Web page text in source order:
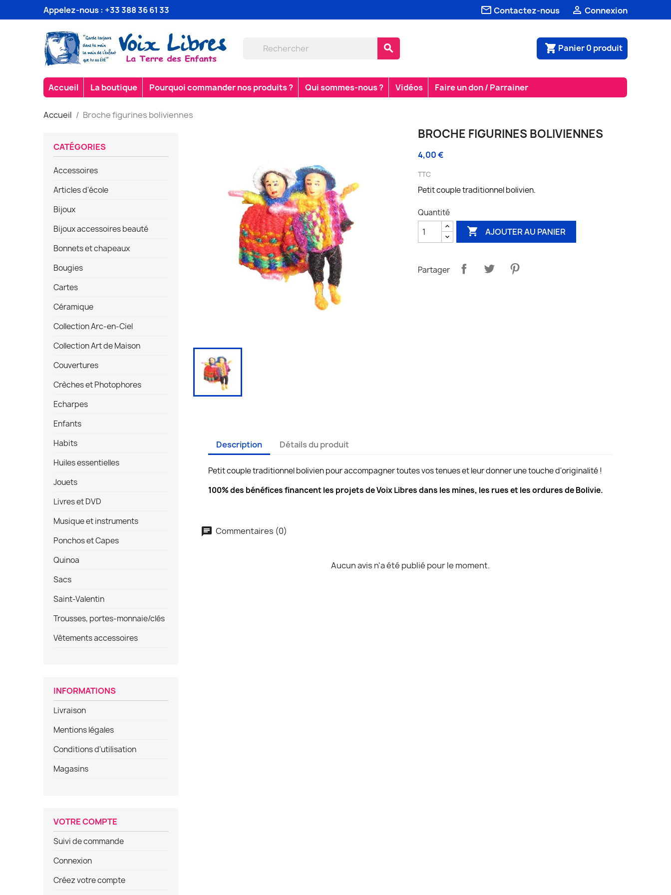
Appelez-nous : +33 388 36 61 33  Contactez-nous  Connexion
search shopping_cart Panier0 produit
Accueil La boutique Pourquoi commander nos produits ? Qui sommes-nous ? Vidéos Faire un don / Parrainer
Accueil Broche figurines boliviennes
CATÉGORIES
Accessoires
Articles d'école
Bijoux
Bijoux accessoires beauté
Bonnets et chapeaux
Bougies
Cartes
Céramique
Collection Arc-en-Ciel
Collection Art de Maison
Couvertures
Crèches et Photophores
Echarpes
Enfants
Habits
Huiles essentielles
Jouets
Livres et DVD
Musique et instruments
Ponchos et Capes
Quinoa
Sacs
Saint-Valentin
Trousses, portes-monnaie/clés
Vêtements accessoires
INFORMATIONS
Livraison
Mentions légales
Conditions d'utilisation
Magasins
VOTRE COMPTE
Suivi de commande
Connexion
Créez votre compte
BROCHE FIGURINES BOLIVIENNES
4,00 €
TTC
Petit couple traditionnel bolivien.
Quantité
 AJOUTER AU PANIER
Partager
Description Détails du produit
Petit couple traditionnel bolivien pour accompagner toutes vos tenues et leur donner une touche d'originalité !
100% des bénéfices financent les projets de Voix Libres dans les mines, les rues et les ordures de Bolivie.
Commentaires (0)
Aucun avis n'a été publié pour le moment.